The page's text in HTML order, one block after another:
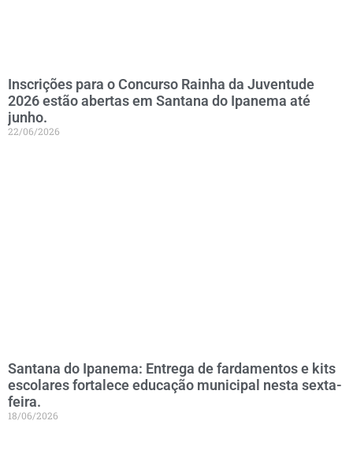
Inscrições para o Concurso Rainha da Juventude
2026 estão abertas em Santana do Ipanema até
junho.
22/06/2026
Santana do Ipanema: Entrega de fardamentos e kits
escolares fortalece educação municipal nesta sexta-
feira.
18/06/2026